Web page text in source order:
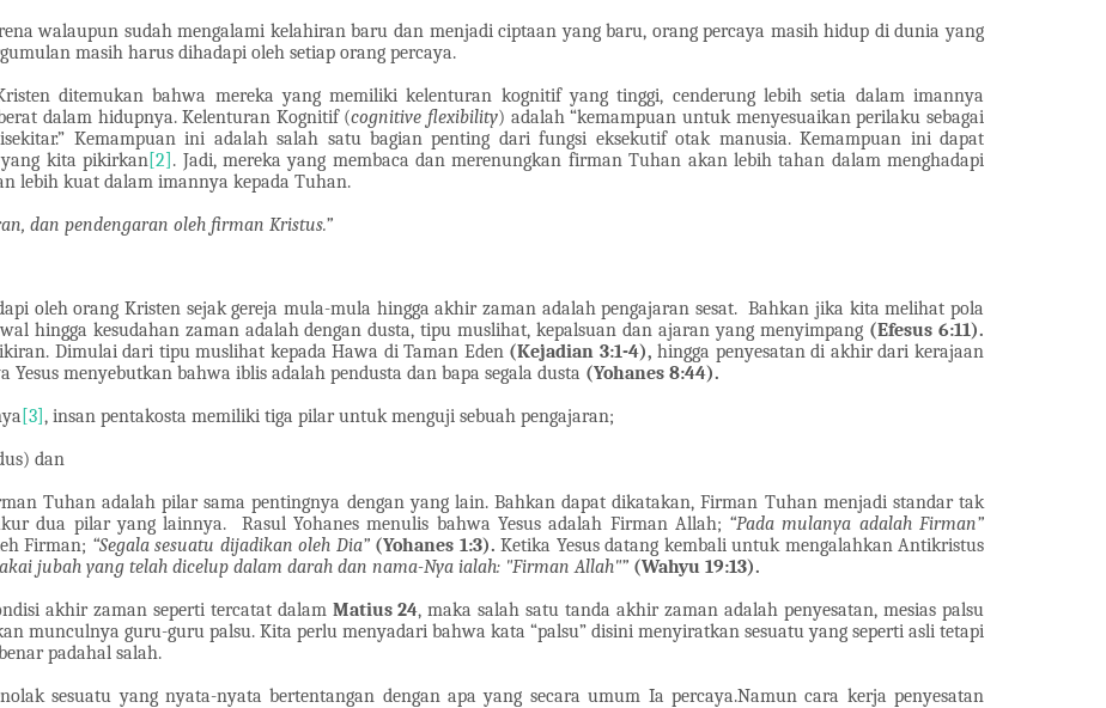
walaupun sudah mengalami kelahiran baru dan menjadi ciptaan yang baru, orang percaya masih hidup di dunia yang
masih harus dihadapi oleh setiap orang percaya.
ditemukan bahwa mereka yang memiliki kelenturan kognitif yang tinggi, cenderung lebih setia dalam imannya
dalam hidupnya. Kelenturan Kognitif (cognitive flexibility) adalah “kemampuan untuk menyesuaikan perilaku sebagai
Kemampuan ini adalah salah satu bagian penting dari fungsi eksekutif otak manusia. Kemampuan ini dapat
kita pikirkan[2] . Jadi, mereka yang membaca dan merenungkan firman Tuhan akan lebih tahan dalam menghadapi
lebih kuat dalam imannya kepada Tuhan.
dan pendengaran oleh firman Kristus.”
oleh orang Kristen sejak gereja mula-mula hingga akhir zaman adalah pengajaran sesat. Bahkan jika kita melihat pola
hingga kesudahan zaman adalah dengan dusta, tipu muslihat, kepalsuan dan ajaran yang menyimpang (Efesus 6:11).
Dimulai dari tipu muslihat kepada Hawa di Taman Eden(Kejadian 3:1-4),hingga penyesatan di akhir dari kerajaan
Yesus menyebutkan bahwa iblis adalah pendusta dan bapa segala dusta (Yohanes 8:44).
[3], insan pentakosta memiliki tiga pilar untuk menguji sebuah pengajaran;
dan
Tuhan adalah pilar sama pentingnya dengan yang lain. Bahkan dapat dikatakan, Firman Tuhan menjadi standar tak
dua pilar yang lainnya.
Rasul Yohanes menulis bahwa Yesus adalah Firman Allah; “Pada mulanya adalah Firman”
Firman; “Segala sesuatu dijadikan oleh Dia” (Yohanes 1:3). Ketika Yesus datang kembali untuk mengalahkan Antikristus
jubah yang telah dicelup dalam darah dan nama-Nya ialah: "Firman Allah"” (Wahyu 19:13).
akhir zaman seperti tercatat dalam Matius 24, maka salah satu tanda akhir zaman adalah penyesatan, mesias palsu
munculnya guru-guru palsu. Kita perlu menyadari bahwa kata “palsu” disini menyiratkan sesuatu yang seperti asli tetapi
padahal salah.
sesuatu yang nyata-nyata bertentangan dengan apa yang secara umum Ia percaya.Namun cara kerja penyesatan